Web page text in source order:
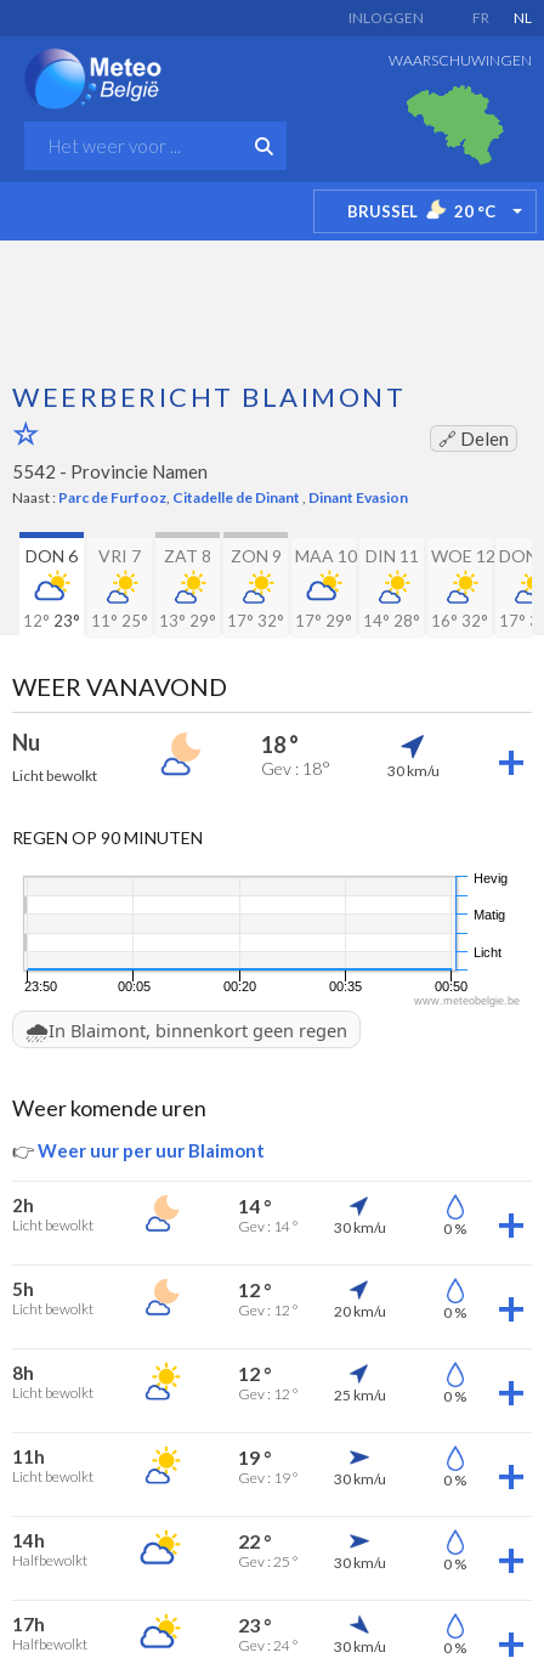
FR NL
INLOGGEN
WAARSCHUWINGEN
BRUSSEL 20 °C
WEERBERICHT BLAIMONT
🔗 Delen
5542 - Provincie Namen
Naast : Parc de Furfooz, Citadelle de Dinant , Dinant Evasion
DON 6
12° 23°
VRI 7
11° 25°
ZAT 8
13° 29°
ZON 9
17° 32°
MAA 10
17° 29°
DIN 11
14° 28°
WOE 12
16° 32°
DON
17°
WEER VANAVOND
Nu
Licht bewolkt
18 °
Gev : 18° 30 km/u
REGEN OP 90 MINUTEN
23:50 00:05 00:20 00:35 00:50
Licht
Matig
Hevig
www.meteobelgie.be
🌧️In Blaimont, binnenkort geen regen
Weer komende uren
👉Weer uur per uur Blaimont
2h
Licht bewolkt
14 °
Gev : 14 ° 30 km/u 0 %
5h
Licht bewolkt
12 °
Gev : 12 ° 20 km/u 0 %
8h
Licht bewolkt
12 °
Gev : 12 ° 25 km/u 0 %
11h
Licht bewolkt
19 °
Gev : 19 ° 30 km/u 0 %
14h
Halfbewolkt
22 °
Gev : 25 ° 30 km/u 0 %
17h
Halfbewolkt
23 °
Gev : 24 ° 30 km/u 0 %